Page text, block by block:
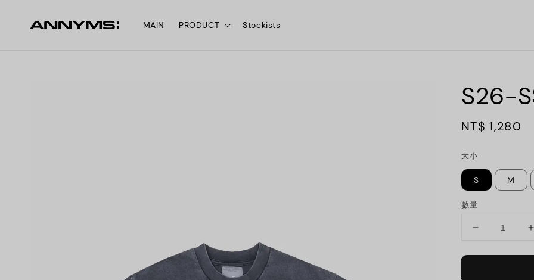
MAIN PRODUCT Stockists
S26-
Regular
NT$ 1,280
大小
S M
數量